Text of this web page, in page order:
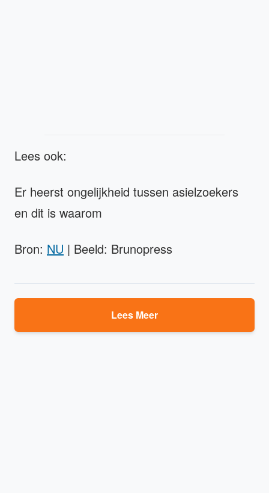
Lees ook:
Er heerst ongelijkheid tussen asielzoekers
en dit is waarom
Bron: NU | Beeld: Brunopress
Lees Meer